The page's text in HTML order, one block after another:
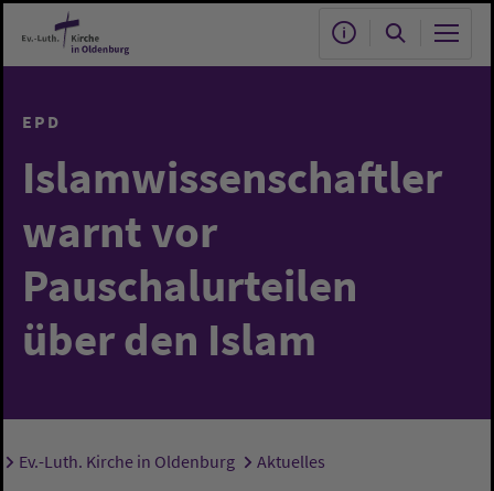
Zum Hauptinhalt springen
EPD
Islamwissenschaftler
warnt vor
Pauschalurteilen
über den Islam
Sie sind hier:
Ev.-Luth. Kirche in Oldenburg Aktuelles